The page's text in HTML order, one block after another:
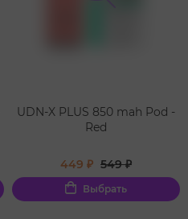
UDN-X PLUS 850 mah Pod -
Red
449 ₽ 549 ₽
Выбрать